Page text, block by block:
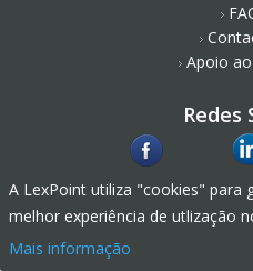
Apoio
Redes
A LexPoint utiliza "cookies" para
melhor experiência de utlização
Mais informação